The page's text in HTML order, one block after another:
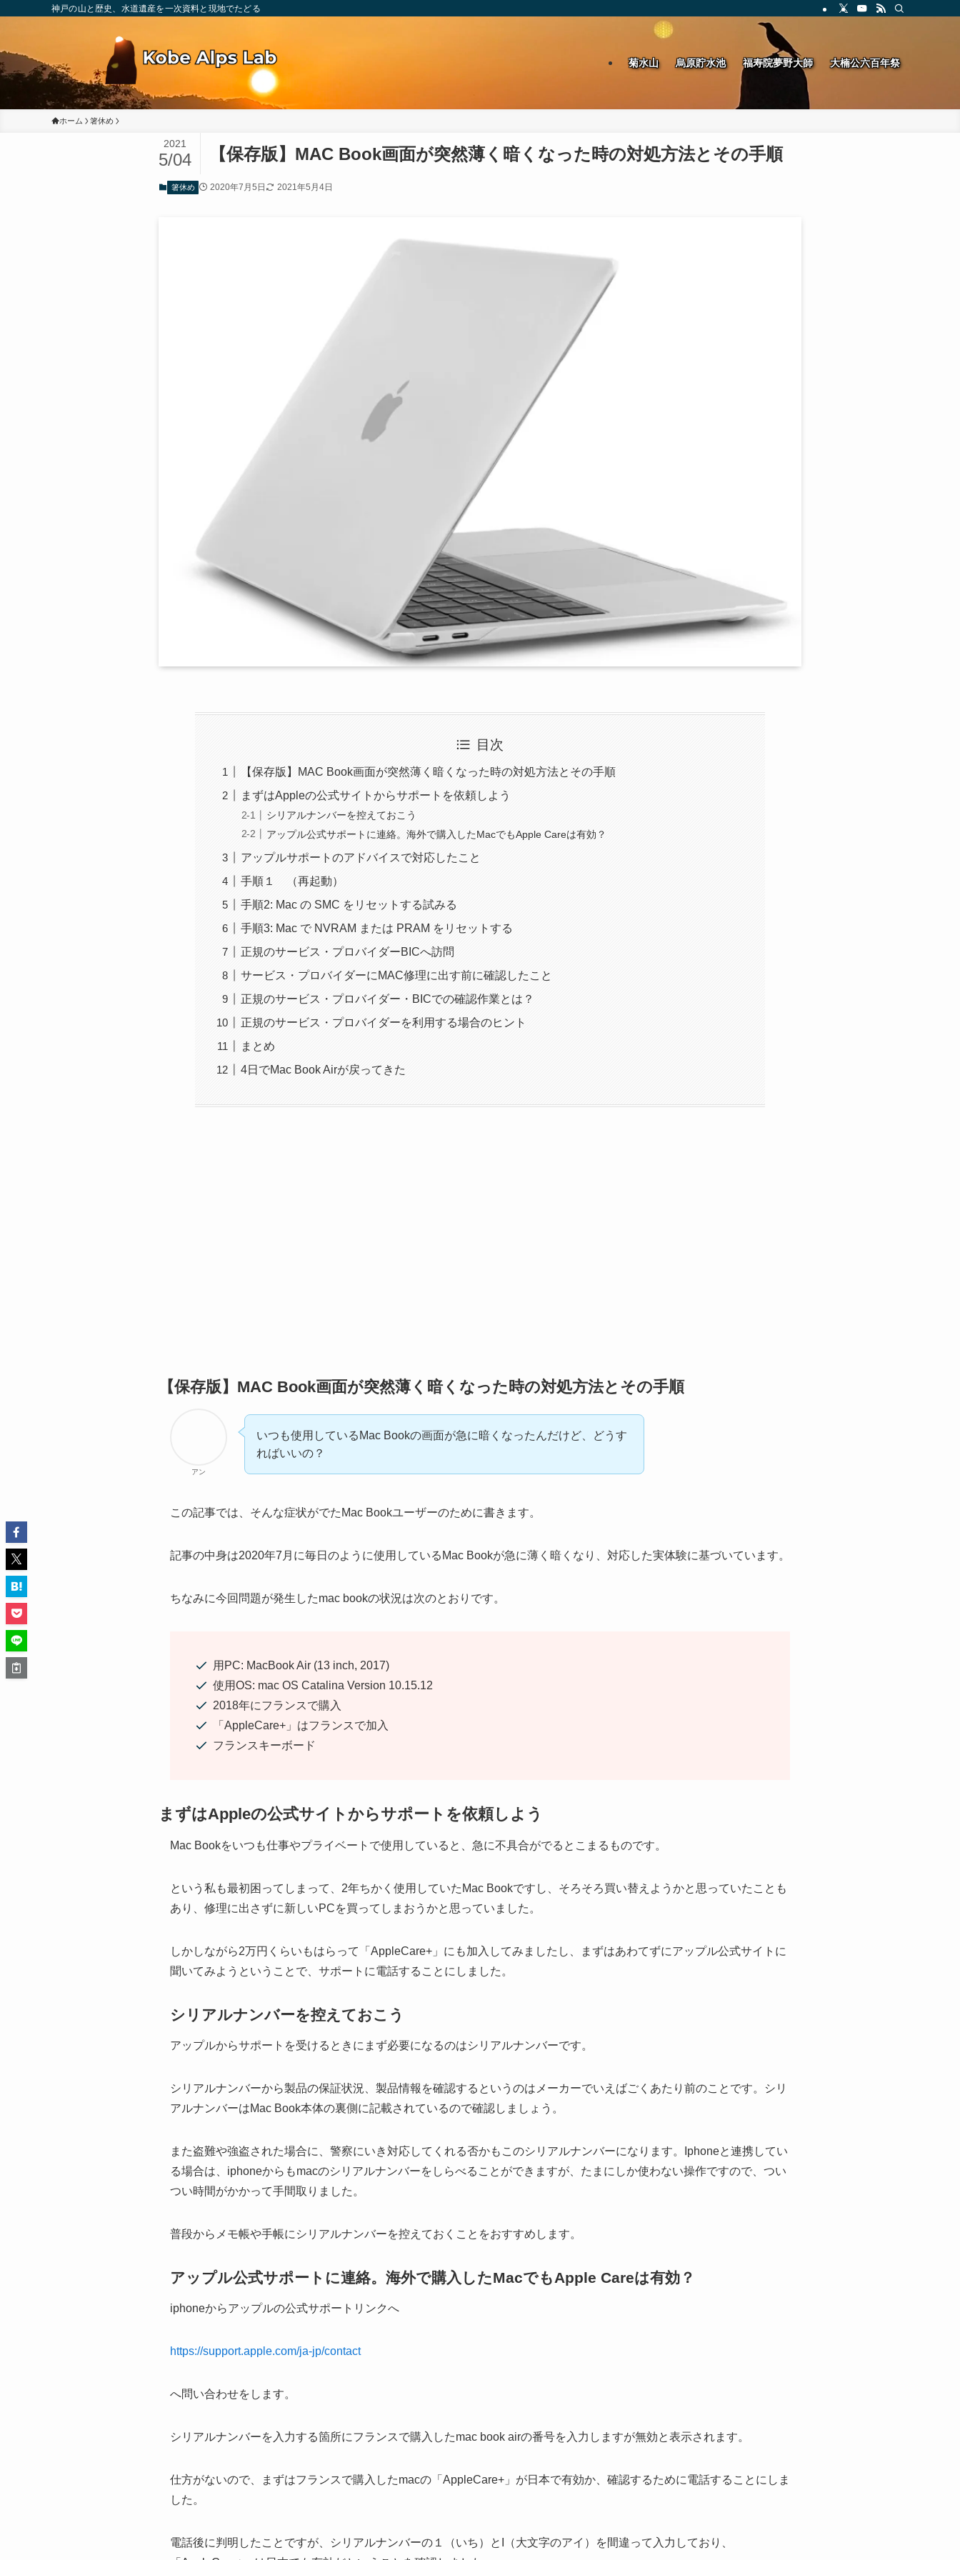
神戸の山と歴史、水道遺産を一次資料と現地でたどる
菊水山 烏原貯水池 福寿院夢野大師 大楠公六百年祭
ホーム 箸休め
【保存版】MAC Book画面が突然薄く暗くなった時の対処方法とその手順
2021
5/04
箸休め 2020年7月5日 2021年5月4日
目次
【保存版】MAC Book画面が突然薄く暗くなった時の対処方法とその手順
まずはAppleの公式サイトからサポートを依頼しよう
シリアルナンバーを控えておこう
アップル公式サポートに連絡。海外で購入したMacでもApple Careは有効？
アップルサポートのアドバイスで対応したこと
手順１ （再起動）
手順2: Mac の SMC をリセットする試みる
手順3: Mac で NVRAM または PRAM をリセットする
正規のサービス・プロバイダーBICへ訪問
サービス・プロバイダーにMAC修理に出す前に確認したこと
正規のサービス・プロバイダー・BICでの確認作業とは？
正規のサービス・プロバイダーを利用する場合のヒント
まとめ
4日でMac Book Airが戻ってきた
【保存版】MAC Book画面が突然薄く暗くなった時の対処方法とその手順
アン
いつも使用しているMac Bookの画面が急に暗くなったんだけど、どうす
ればいいの？
この記事では、そんな症状がでたMac Bookユーザーのために書きます。
記事の中身は2020年7月に毎日のように使用しているMac Bookが急に薄く暗くなり、対応した実体験に基づいています。
ちなみに今回問題が発生したmac bookの状況は次のとおりです。
用PC: MacBook Air (13 inch, 2017)
使用OS: mac OS Catalina Version 10.15.12
2018年にフランスで購入
「AppleCare+」はフランスで加入
フランスキーボード
まずはAppleの公式サイトからサポートを依頼しよう
Mac Bookをいつも仕事やプライベートで使用していると、急に不具合がでるとこまるものです。
という私も最初困ってしまって、2年ちかく使用していたMac Bookですし、そろそろ買い替えようかと思っていたことも
あり、修理に出さずに新しいPCを買ってしまおうかと思っていました。
しかしながら2万円くらいもはらって「AppleCare+」にも加入してみましたし、まずはあわてずにアップル公式サイトに
聞いてみようということで、サポートに電話することにしました。
シリアルナンバーを控えておこう
アップルからサポートを受けるときにまず必要になるのはシリアルナンバーです。
シリアルナンバーから製品の保証状況、製品情報を確認するというのはメーカーでいえばごくあたり前のことです。シリ
アルナンバーはMac Book本体の裏側に記載されているので確認しましょう。
また盗難や強盗された場合に、警察にいき対応してくれる否かもこのシリアルナンバーになります。Iphoneと連携してい
る場合は、iphoneからもmacのシリアルナンバーをしらべることができますが、たまにしか使わない操作ですので、つい
つい時間がかかって手間取りました。
普段からメモ帳や手帳にシリアルナンバーを控えておくことをおすすめします。
アップル公式サポートに連絡。海外で購入したMacでもApple Careは有効？
iphoneからアップルの公式サポートリンクへ
https://support.apple.com/ja-jp/contact
へ問い合わせをします。
シリアルナンバーを入力する箇所にフランスで購入したmac book airの番号を入力しますが無効と表示されます。
仕方がないので、まずはフランスで購入したmacの「AppleCare+」が日本で有効か、確認するために電話することにしま
した。
電話後に判明したことですが、シリアルナンバーの１（いち）とI（大文字のアイ）を間違って入力しており、